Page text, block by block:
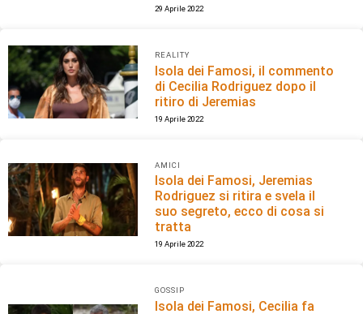
29 Aprile 2022
REALITY
Isola dei Famosi, il commento
di Cecilia Rodriguez dopo il
ritiro di Jeremias
19 Aprile 2022
AMICI
Isola dei Famosi, Jeremias
Rodriguez si ritira e svela il
suo segreto, ecco di cosa si
tratta
19 Aprile 2022
GOSSIP
Isola dei Famosi, Cecilia fa